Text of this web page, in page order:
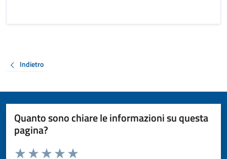
Indietro
Quanto sono chiare le informazioni su questa
pagina?
Valuta da 1 a 5 stelle la pagina